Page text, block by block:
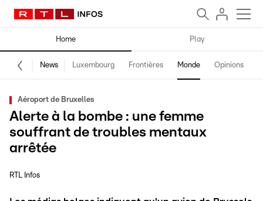
Home Play
News Luxembourg Frontières Monde Opinions
Aéroport de Bruxelles
Alerte à la bombe : une femme
souffrant de troubles mentaux
arrêtée
RTL Infos